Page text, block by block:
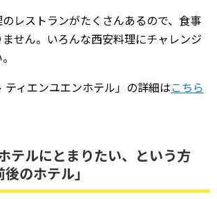
レストランがたくさんあるので、食事
せん。いろんな西安料理にチャレンジ
ティエンユエンホテル」の詳細はこちら
テルにとまりたい、という方
のホテル」